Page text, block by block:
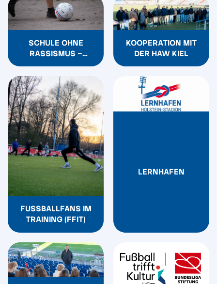
SCHULE OHNE
RASSISMUS –
SCHULE MIT
COURAGE
KOOPERATION MIT
DER HAW KIEL
FUSSBALLFANS IM T
RAINING (FFIT)
LERNHAFEN